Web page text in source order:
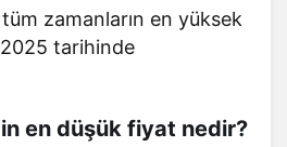
zamanların en yüksek
tarihinde
en düşük fiyat nedir?